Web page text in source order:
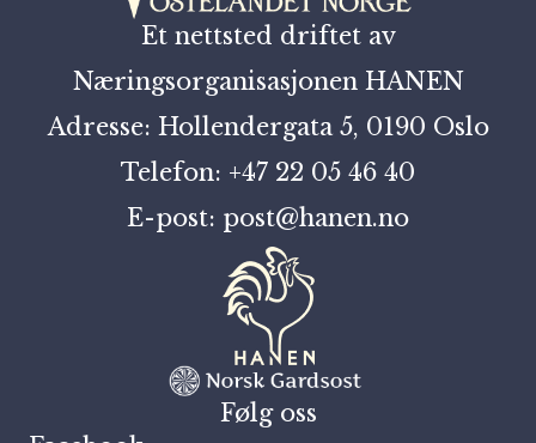
Et nettsted driftet av
Næringsorganisasjonen HANEN
Adresse: Hollendergata 5, 0190 Oslo
Telefon: +47 22 05 46 40
E-post: post@hanen.no
Følg oss